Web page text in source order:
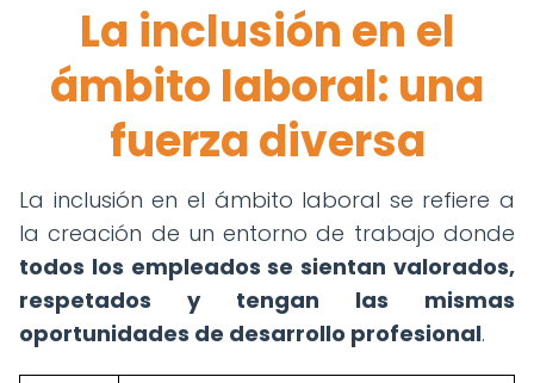
La inclusión en el
ámbito laboral: una
fuerza diversa
La inclusión en el ámbito laboral se refiere a
la creación de un entorno de trabajo donde
todos los empleados se sientan valorados,
respetados y tengan las mismas
oportunidades de desarrollo profesional.